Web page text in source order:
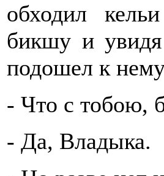
обходил
бикшу и
подошел к
- Что с тобою,
- Да, Владыка.